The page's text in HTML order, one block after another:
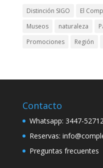
Lugar muy agradable,
Gaby Garcia
Hermoso, espacioso. El
Distinción SIGO El
Museos
naturaleza
Promociones
Región
Contacto
Whatsapp: 3447-
Reservas:
Preguntas frecuentes